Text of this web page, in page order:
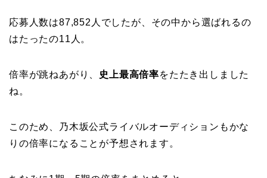
応募人数は87,852人でしたが、その中から選ばれるの
はたったの11人。
倍率が跳ねあがり、 史上最高倍率をたたき出しました
ね。
このため、乃木坂公式ライバルオーディションもかな
りの倍率になることが予想されます。